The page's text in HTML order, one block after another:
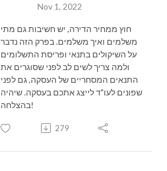
Nov 1, 2022
חוץ ממחיר הדירה, יש חשיבות גם מתי
משלמים ואיך משלמים. בפרק הזה נדבר
על השיקולים בתנאי ופריסת התשלומים
ולמה צריך לשים לב לפני שסוגרים את
התנאים המסחריים של העסקה, גם לפני
שפונים לעו"ד לייצג אתכם בעסקה. שיהיה
בהצלחה!
279